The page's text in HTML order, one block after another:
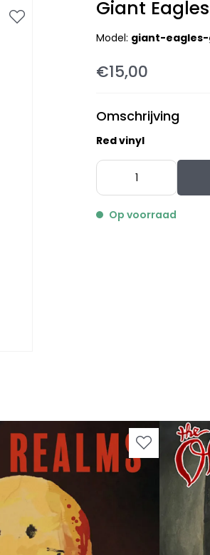
Giant
Model: giant-
€15,00
Omschrijving
Red vinyl
Op voorraad